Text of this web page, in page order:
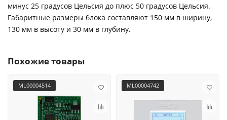
минус 25 градусов Цельсия до плюс 50 градусов Цельсия.
Габаритные размеры блока составляют 150 мм в ширину,
130 мм в высоту и 30 мм в глубину.
Похожие товары
ML00004514 ML00004742